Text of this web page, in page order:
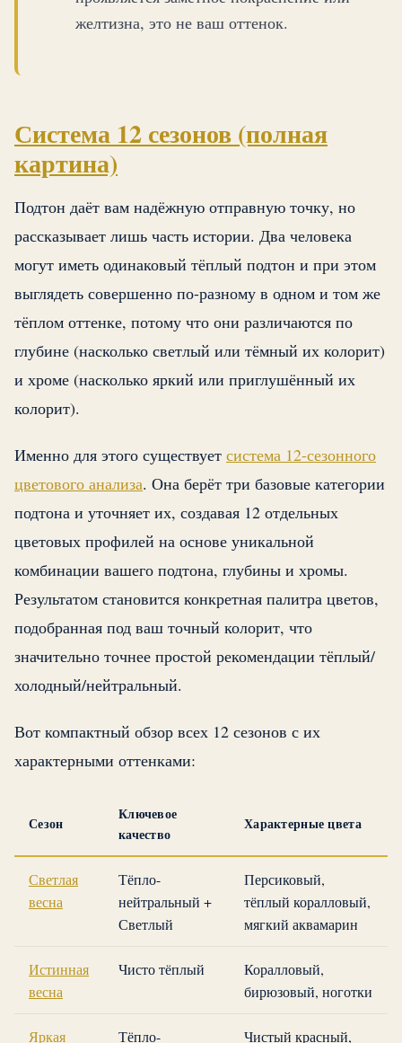
желтизна, это не ваш оттенок.
Система 12 сезонов (полная
картина)
Подтон даёт вам надёжную отправную точку, но
рассказывает лишь часть истории. Два человека
могут иметь одинаковый тёплый подтон и при этом
выглядеть совершенно по-разному в одном и том же
тёплом оттенке, потому что они различаются по
глубине (насколько светлый или тёмный их колорит)
и хроме (насколько яркий или приглушённый их
колорит).
Именно для этого существует система 12-сезонного
цветового анализа. Она берёт три базовые категории
подтона и уточняет их, создавая 12 отдельных
цветовых профилей на основе уникальной
комбинации вашего подтона, глубины и хромы.
Результатом становится конкретная палитра цветов,
подобранная под ваш точный колорит, что
значительно точнее простой рекомендации тёплый/
холодный/нейтральный.
Вот компактный обзор всех 12 сезонов с их
характерными оттенками:
Сезон
Ключевое
качество
Характерные цвета
Светлая
весна
Тёпло-
нейтральный +
Светлый
Персиковый,
тёплый коралловый,
мягкий аквамарин
Истинная
весна
Чисто тёплый
Коралловый,
бирюзовый, ноготки
Яркая Тёпло- Чистый красный,